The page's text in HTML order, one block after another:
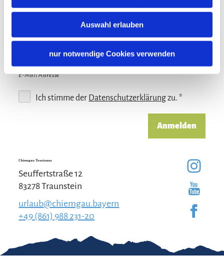
Auswahl erlauben
nur notwendige Cookies verwenden
Willkommen im Chiemgau
Newsletter abonnieren
E-Mail Adresse
Ich stimme der Datenschutzerklärungzu. *
Anmelden
Chiemgau Tourismus
Seuffertstraße 12
83278 Traunstein
urlaub@chiemgau.bayern
+49 (861) 988 231-20